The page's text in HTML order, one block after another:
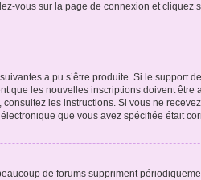
vous sur la page de connexion et cliquez
a pu s’être produite. Si le support
les nouvelles inscriptions doivent
les instructions. Si vous ne
que vous avez spécifiée était
de forums suppriment